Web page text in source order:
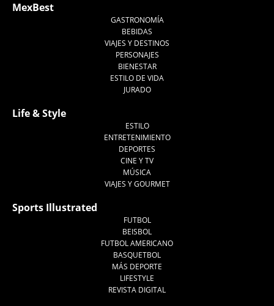
MexBest
GASTRONOMÍA
BEBIDAS
VIAJES Y DESTINOS
PERSONAJES
BIENESTAR
ESTILO DE VIDA
JURADO
Life & Style
ESTILO
ENTRETENIMIENTO
DEPORTES
CINE Y TV
MÚSICA
VIAJES Y GOURMET
Sports Illustrated
FUTBOL
BEISBOL
FUTBOL AMERICANO
BASQUETBOL
MÁS DEPORTE
LIFESTYLE
REVISTA DIGITAL